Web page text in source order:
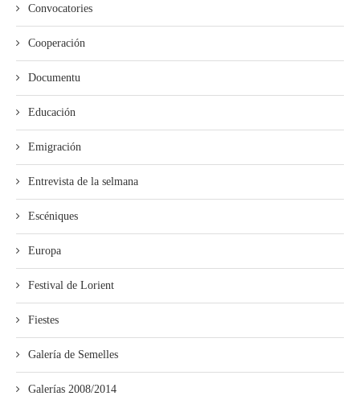
Convocatories
Cooperación
Documentu
Educación
Emigración
Entrevista de la selmana
Escéniques
Europa
Festival de Lorient
Fiestes
Galería de Semelles
Galerías 2008/2014